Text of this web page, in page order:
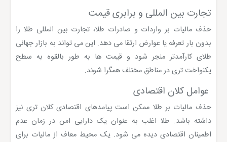
تجارت بین المللی و برابری قیمت
حذف مالیات بر واردات و صادرات طلا، تجارت بین المللی طلا را
بدون بار تعرفه یا عوارض ارتقا می دهد. این می تواند به بازار جهانی
طلای کارآمدتر منجر شود و قیمت ها به طور بالقوه به سطح
یکنواخت تری در مناطق مختلف همگرا شوند.
عوامل کلان اقتصادی
حذف مالیات بر طلا ممکن است پیامدهای اقتصادی کلان تری نیز
داشته باشد. طلا اغلب به عنوان یک دارایی امن در زمان عدم
اطمینان اقتصادی دیده می شود. یک محیط معاف از مالیات برای